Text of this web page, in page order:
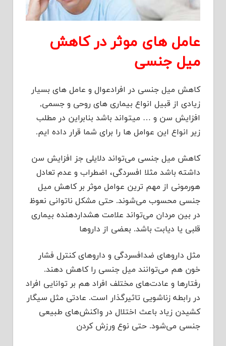
عامل های موثر در کاهش
میل جنسی
کاهش میل جنسی در افرادعوال و عامل های بسیار
زیادی از قبیل انواع بیماری های روحی و جسمی,
افزایش سن و … میتواند باشد بنابراین در مطلب
زیر انواع این عوامل ها را برای شما قرار داده ایم.
کاهش میل جنسی می‌تواند دلایلی جز افزایش سن
داشته باشد مثلا افسردگی، اضطراب و عدم تعادل
هورمونی از مهم ترین عوامل موثر بر کاهش میل
جنسی محسوب می‌شوند. حتی مشکل ناتوانی نعوظ
در بین مردان می‌تواند علامت هشداردهنده بیماری
قلبی یا دیابت باشد. بعضی از داروها
مثل داروهای ضدافسردگی و داروهای کنترل فشار
خون هم می‌توانند میل جنسی را کاهش دهند.
رفتارها و عادت‌های مختلف افراد هم بر توانایی افراد
در رابطه زناشویی تاثیرگذار است. عادتی مثل سیگار
کشیدن زیاد باعث اختلال در واکنش‌های طبیعی
جنسی می‌شود. حتی نوع ورزش کردن